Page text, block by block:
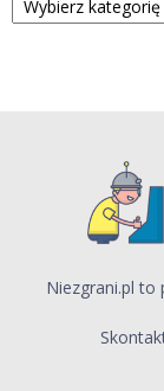
Niezgrani.pl to